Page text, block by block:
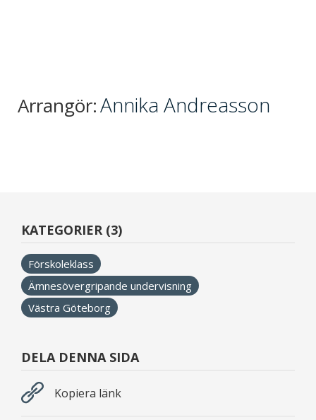
Arrangör:Annika Andreasson
KATEGORIER (3)
Förskoleklass
Ämnesövergripande undervisning
Västra Göteborg
DELA DENNA SIDA
Kopiera länk